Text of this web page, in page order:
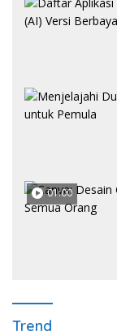
01:00
Trend